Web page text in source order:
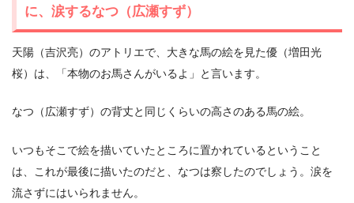
に、涙するなつ（広瀬すず）
天陽（吉沢亮）のアトリエで、大きな馬の絵を見た優（増田光
桜）は、「本物のお馬さんがいるよ」と言います。
なつ（広瀬すず）の背丈と同じくらいの高さのある馬の絵。
いつもそこで絵を描いていたところに置かれているということ
は、これが最後に描いたのだと、なつは察したのでしょう。涙を
流さずにはいられません。